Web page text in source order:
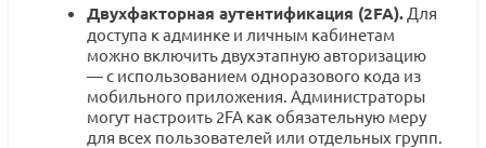
Двухфакторная аутентификация (2FA). Для
доступа к админке и личным кабинетам
можно включить двухэтапную авторизацию
— с использованием одноразового кода из
мобильного приложения. Администраторы
могут настроить 2FA как обязательную меру
для всех пользователей или отдельных групп.